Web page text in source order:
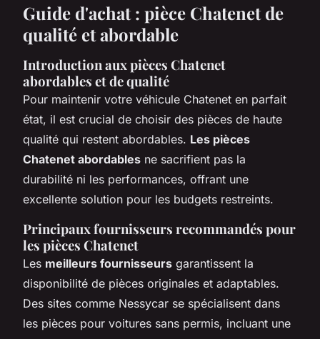
Guide d'achat : pièce Chatenet de
qualité et abordable
Introduction aux pièces Chatenet
abordables et de qualité
Pour maintenir votre véhicule Chatenet en parfait
état, il est crucial de choisir des pièces de haute
qualité qui restent abordables. Les pièces
Chatenet abordables ne sacrifient pas la
durabilité ni les performances, offrant une
excellente solution pour les budgets restreints.
Principaux fournisseurs recommandés pour
les pièces Chatenet
Les meilleurs fournisseurs garantissent la
disponibilité de pièces originales et adaptables.
Des sites comme Nessycar se spécialisent dans
les pièces pour voitures sans permis, incluant une